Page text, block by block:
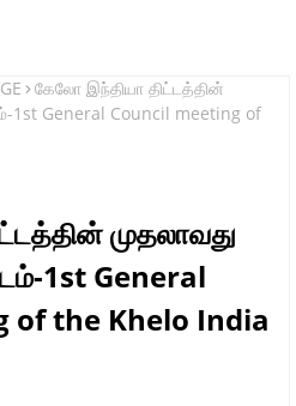
கேலோ இந்தியா திட்டத்தின்
1st General Council meeting of
முதலாவது
1st General
of the Khelo India